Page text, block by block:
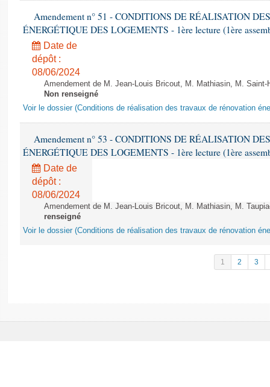
Amendement n° 51 - CONDITIONS DE RÉALISATION
ÉNERGÉTIQUE DES LOGEMENTS - 1ère lecture (1ère
Date de
dépôt :
08/06/2024
Amendement de M. Jean-Louis Bricout, M. Mathiasin, M.
Non renseigné
Voir le dossier (Conditions de réalisation des travaux de rénovation
Amendement n° 53 - CONDITIONS DE RÉALISATION
ÉNERGÉTIQUE DES LOGEMENTS - 1ère lecture (1ère
Date de
dépôt :
08/06/2024
Amendement de M. Jean-Louis Bricout, M. Mathiasin, M.
renseigné
Voir le dossier (Conditions de réalisation des travaux de rénovation
1 2 3